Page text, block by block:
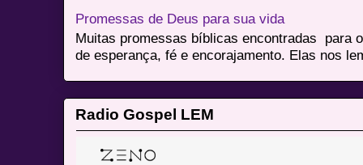
Promessas de Deus para sua vida
Muitas promessas bíblicas encontradas para
de esperança, fé e encorajamento. Elas nos
Radio Gospel LEM